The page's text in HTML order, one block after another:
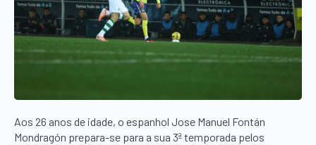
Aos 26 anos de idade, o espanhol Jose Manuel Fontán
Mondragón prepara-se para a sua 3ª temporada pelos